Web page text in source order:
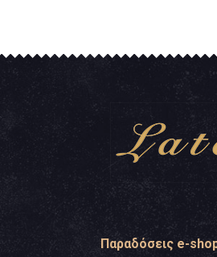
Παραδόσεις e-